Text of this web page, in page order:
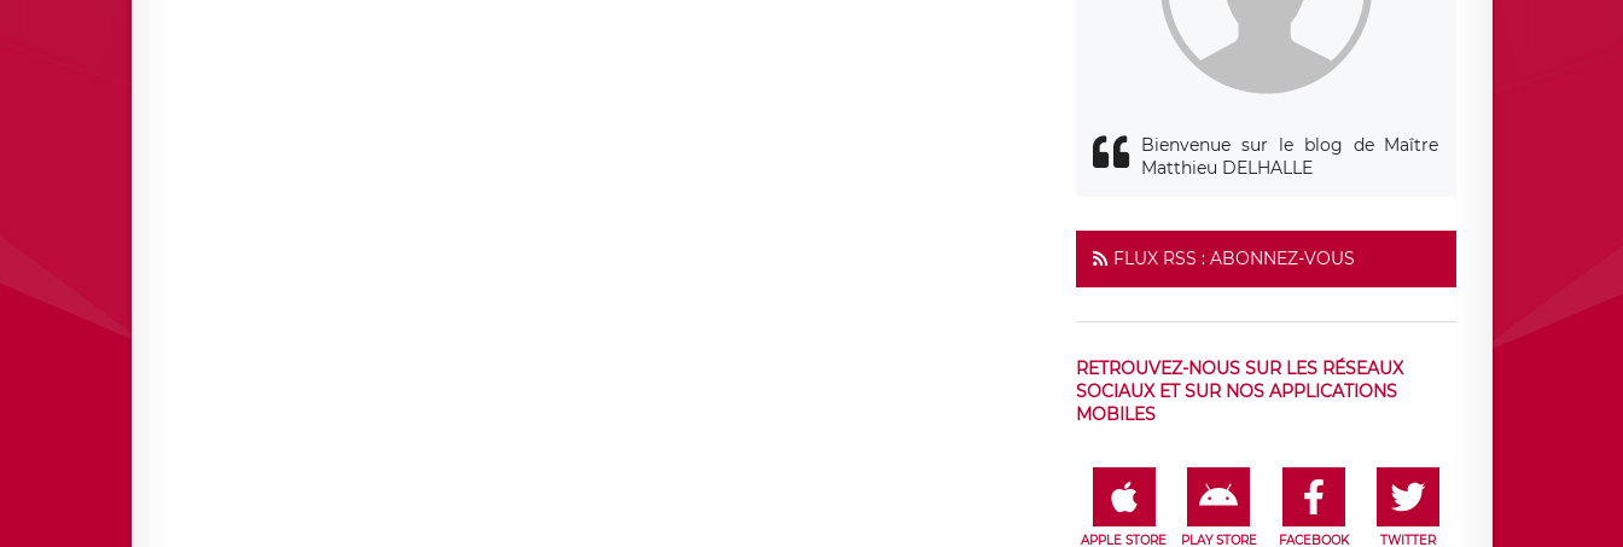
Bienvenue sur le blog de Maître
Matthieu DELHALLE
FLUX RSS : ABONNEZ-VOUS
RETROUVEZ-NOUS SUR LES RÉSEAUX
SOCIAUX ET SUR NOS APPLICATIONS
MOBILES
APPLE STORE PLAY STORE FACEBOOK TWITTER